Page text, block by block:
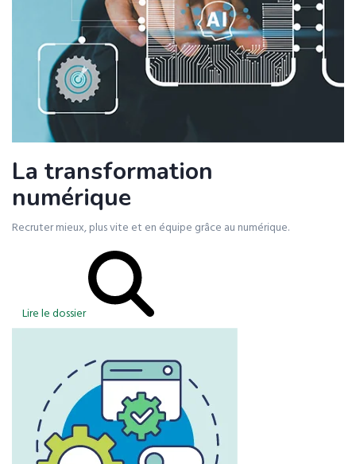
La transformation
numérique
Recruter mieux, plus vite et en équipe grâce au numérique.
Lire le dossier